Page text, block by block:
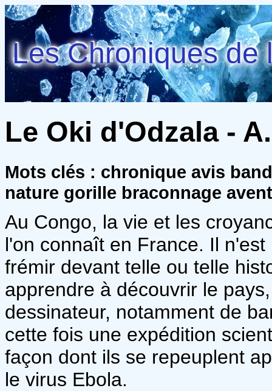
Les Chroniques de
Le Oki d'Odzala -
Mots clés : chronique avis
nature gorille braconnage
Au Congo, la vie et les
l'on connaît en France. Il
frémir devant telle ou telle
apprendre à découvrir le
dessinateur, notamment de
cette fois une expédition
façon dont ils se repeuplent
le virus Ebola.